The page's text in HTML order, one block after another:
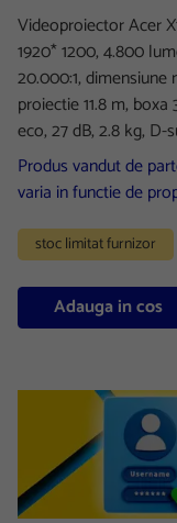
Videoproiector Acer
1920* 1200, 4.800
20.000:1,
proiectie 11.8 m,
eco, 27 dB, 2.8 kg,
Produs vandut de
varia in functie de
stoc limitat furnizor
Adauga in cos